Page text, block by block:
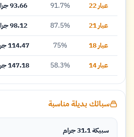
عيار 22
91.7% 93.66 جرام
عيار 21
87.5% 98.12 جرام
عيار 18
75% 114.47 جرام
عيار 14
58.3% 147.18 جرام
سبائك بديلة مناسبة
سبيكة 31.1 جرام